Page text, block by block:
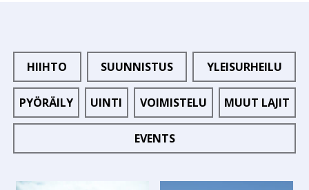
HIIHTO SUUNNISTUS YLEISURHEILU
PYÖRÄILY UINTI VOIMISTELU MUUT LAJIT
EVENTS